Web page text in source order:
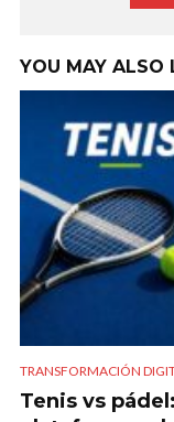
YOU MAY ALSO
TRANSFORMACIÓN
Tenis vs